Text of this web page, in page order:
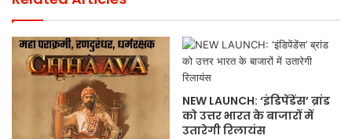
NEW LAUNCH: ‘इंडिपेंडेंस’ ब्रांड
को उत्तर भारत के बाजारों में
उतारेगी रिलायंस